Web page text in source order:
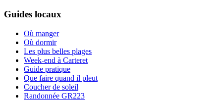
Guides locaux
Où manger
Où dormir
Les plus belles plages
Week-end à Carteret
Guide pratique
Que faire quand il pleut
Coucher de soleil
Randonnée GR223